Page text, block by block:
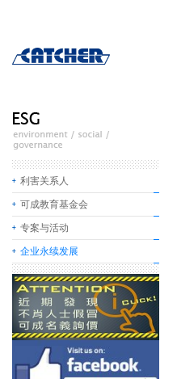
利害关系人
可成教育基金会
专案与活动
企业永续发展